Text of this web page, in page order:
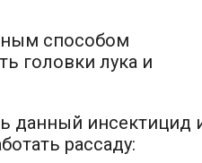
способом
головки лука и
данный инсектицид
рассаду: